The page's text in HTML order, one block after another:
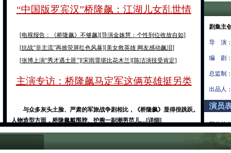
5 4 3 2 1 参与人数： 人
“中国版罗宾汉”桥隆飙： 江湖儿女乱世情
[电视报告：《桥隆飙》不够飙][导演金姝慧：个性到位收放自如]
[抗战“非主流”再掀荧屏红色风暴][美女救英雄 网友感动飙泪]
[张博上演“秀才遇土匪”][宋雨霏堪比花木兰][陈洁演技受肯定]
主演专访：桥隆飙马定军这俩英雄挺另类
与众多灰头土脸、严肃的军旅战争剧相比，《桥隆飙》显得很跳跃。
人物造型方面，桥隆飙戴围脖、护腕一副潮男范儿…[详细]
剧集主
导 演
编 剧：
总监制
出品人
演员
邢佳栋
张 博
梁诗